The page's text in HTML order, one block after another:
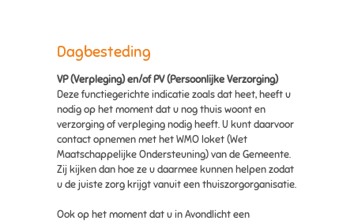
Dagbesteding
VP (Verpleging) en/of PV (Persoonlijke Verzorging)
Deze functiegerichte indicatie zoals dat heet, heeft u
nodig op het moment dat u nog thuis woont en
verzorging of verpleging nodig heeft. U kunt daarvoor
contact opnemen met het WMO loket (Wet
Maatschappelijke Ondersteuning) van de Gemeente.
Zij kijken dan hoe ze u daarmee kunnen helpen zodat
u de juiste zorg krijgt vanuit een thuiszorgorganisatie.
Ook op het moment dat u in Avondlicht een